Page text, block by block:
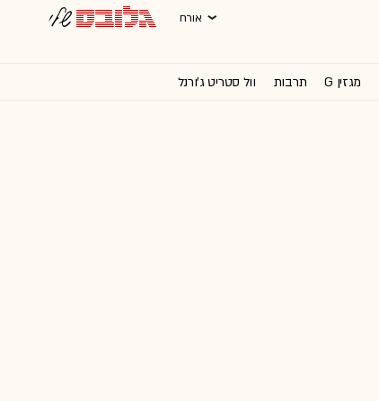
אורח
מגזין G תרבות וול סטריט ג'ורנל